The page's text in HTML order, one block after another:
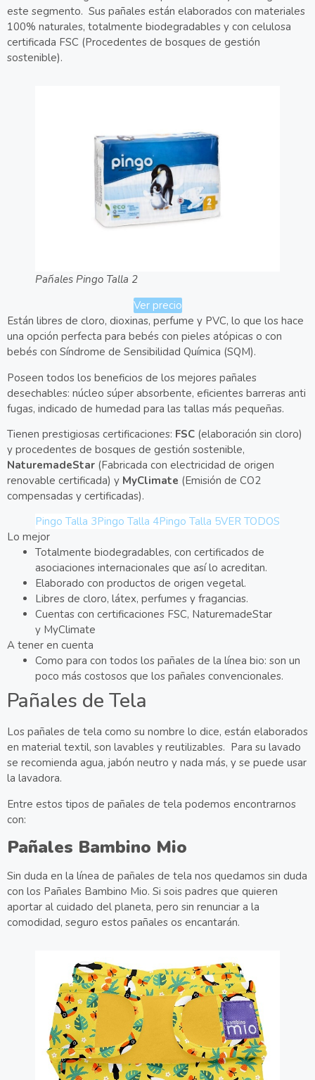
este segmento. Sus pañales están elaborados con materiales
100% naturales, totalmente biodegradables y con celulosa
certificada FSC (Procedentes de bosques de gestión
sostenible).
Pañales Pingo Talla 2
Ver precio
Están libres de cloro, dioxinas, perfume y PVC, lo que los hace
una opción perfecta para bebés con pieles atópicas o con
bebés con Síndrome de Sensibilidad Química (SQM).
Poseen todos los beneficios de los mejores pañales
desechables: núcleo súper absorbente, eficientes barreras anti
fugas, indicado de humedad para las tallas más pequeñas.
Tienen prestigiosas certificaciones: FSC (elaboración sin cloro)
y procedentes de bosques de gestión sostenible,
NaturemadeStar (Fabricada con electricidad de origen
renovable certificada) y MyClimate (Emisión de CO2
compensadas y certificadas).
Pingo Talla 3Pingo Talla 4Pingo Talla 5VER TODOS
Lo mejor
Totalmente biodegradables, con certificados de
asociaciones internacionales que así lo acreditan.
Elaborado con productos de origen vegetal.
Libres de cloro, látex, perfumes y fragancias.
Cuentas con certificaciones FSC, NaturemadeStar
y MyClimate
A tener en cuenta
Como para con todos los pañales de la línea bio: son un
poco más costosos que los pañales convencionales.
Pañales de Tela
Los pañales de tela como su nombre lo dice, están elaborados
en material textil, son lavables y reutilizables. Para su lavado
se recomienda agua, jabón neutro y nada más, y se puede usar
la lavadora.
Entre estos tipos de pañales de tela podemos encontrarnos
con:
Pañales Bambino Mio
Sin duda en la línea de pañales de tela nos quedamos sin duda
con los Pañales Bambino Mio. Si sois padres que quieren
aportar al cuidado del planeta, pero sin renunciar a la
comodidad, seguro estos pañales os encantarán.